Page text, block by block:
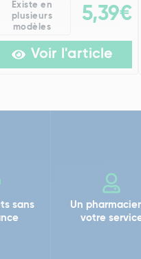
Existe en
plusieurs
modèles
5,39€
Voir l'article
sans
Un
votre